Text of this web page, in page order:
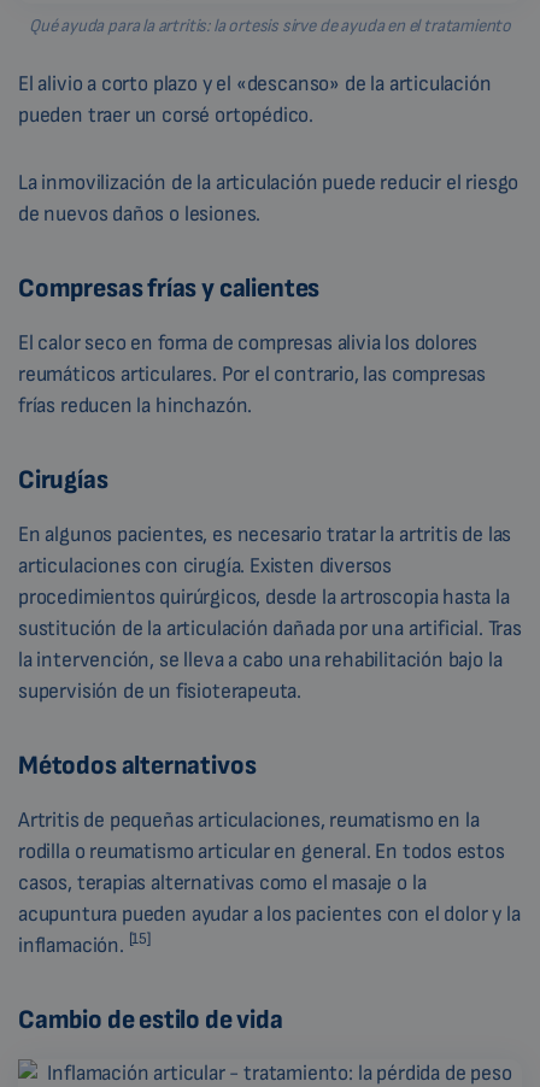
Qué ayuda para la artritis: la ortesis sirve de ayuda en el tratamiento
El alivio a corto plazo y el «descanso» de la articulación
pueden traer un corsé ortopédico.
La inmovilización de la articulación puede reducir el riesgo
de nuevos daños o lesiones.
Compresas frías y calientes
El calor seco en forma de compresas alivia los dolores
reumáticos articulares. Por el contrario, las compresas
frías reducen la hinchazón.
Cirugías
En algunos pacientes, es necesario tratar la artritis de las
articulaciones con cirugía. Existen diversos
procedimientos quirúrgicos, desde la artroscopia hasta la
sustitución de la articulación dañada por una artificial. Tras
la intervención, se lleva a cabo una rehabilitación bajo la
supervisión de un fisioterapeuta.
Métodos alternativos
Artritis de pequeñas articulaciones, reumatismo en la
rodilla o reumatismo articular en general. En todos estos
casos, terapias alternativas como el masaje o la
acupuntura pueden ayudar a los pacientes con el dolor y la
inflamación. [15]
Cambio de estilo de vida